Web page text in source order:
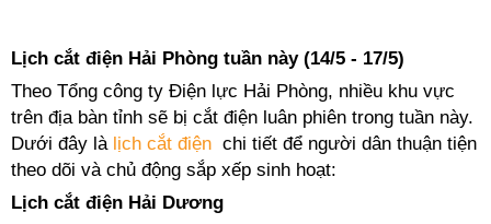
Lịch cắt điện Hải Phòng tuần này (14/5 - 17/5)
Theo Tổng công ty Điện lực Hải Phòng, nhiều khu vực
trên địa bàn tỉnh sẽ bị cắt điện luân phiên trong tuần này.
Dưới đây là lịch cắt điện chi tiết để người dân thuận tiện
theo dõi và chủ động sắp xếp sinh hoạt:
Lịch cắt điện Hải Dương